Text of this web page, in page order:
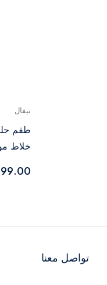
تيفال
خلاط
تواصل معنا